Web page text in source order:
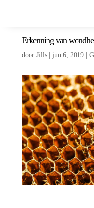
Erkenning van
door Jills| jun 6, 2019|